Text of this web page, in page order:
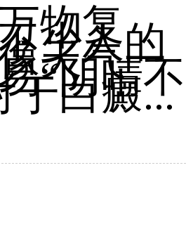
物复
少人的
天气一
“阴晴不
于白癜...